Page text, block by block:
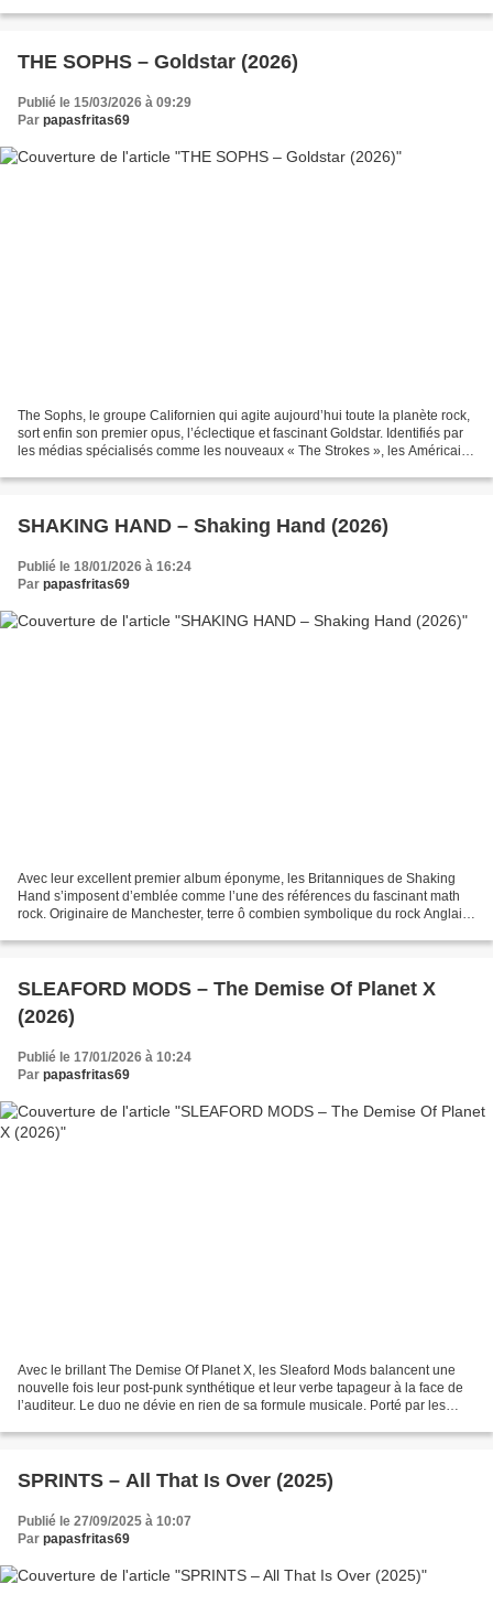
THE SOPHS – Goldstar (2026)
Publié le 15/03/2026 à 09:29
Par papasfritas69
The Sophs, le groupe Californien qui agite aujourd’hui toute la planète rock,
sort enfin son premier opus, l’éclectique et fascinant Goldstar. Identifiés par
les médias spécialisés comme les nouveaux « The Strokes », les Américains
SHAKING HAND – Shaking Hand (2026)
Publié le 18/01/2026 à 16:24
Par papasfritas69
Avec leur excellent premier album éponyme, les Britanniques de Shaking
Hand s’imposent d’emblée comme l’une des références du fascinant math
rock. Originaire de Manchester, terre ô combien symbolique du rock Anglais,
SLEAFORD MODS – The Demise Of Planet X
(2026)
Publié le 17/01/2026 à 10:24
Par papasfritas69
Avec le brillant The Demise Of Planet X, les Sleaford Mods balancent une
nouvelle fois leur post-punk synthétique et leur verbe tapageur à la face de
l’auditeur. Le duo ne dévie en rien de sa formule musicale. Porté par les
SPRINTS – All That Is Over (2025)
Publié le 27/09/2025 à 10:07
Par papasfritas69